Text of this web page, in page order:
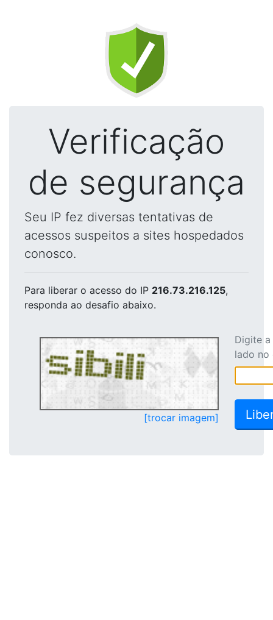
Verificação
de segurança
Seu IP fez diversas tentativas de
acessos suspeitos a sites hospedados
conosco.
Para liberar o acesso do IP 216.73.216.125,
responda ao desafio abaixo.
[trocar imagem]
Digite
lado no